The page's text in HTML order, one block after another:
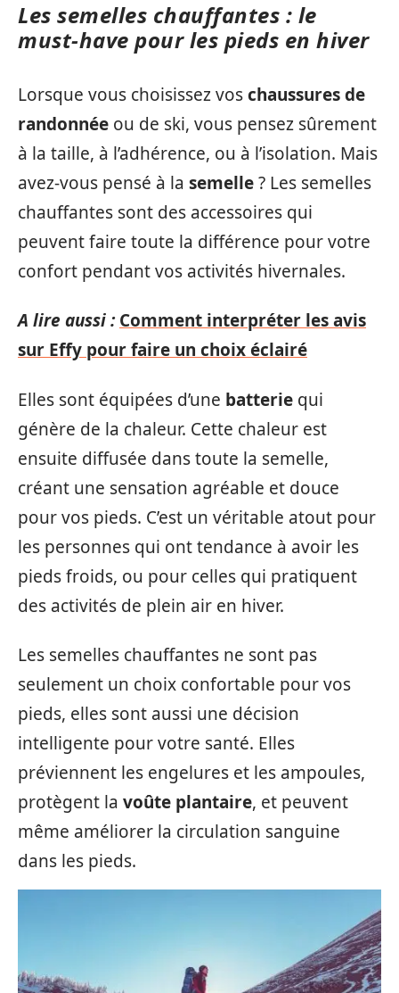
Les semelles chauffantes : le
must-have pour les pieds en hiver
Lorsque vous choisissez voschaussures de
randonnée ou de ski, vous pensez sûrement
à la taille, à l’adhérence, ou à l’isolation. Mais
avez-vous pensé à la semelle? Les semelles
chauffantes sont des accessoires qui
peuvent faire toute la différence pour votre
confort pendant vos activités hivernales.
A lire aussi : Comment interpréter les avis
sur Effy pour faire un choix éclairé
Elles sont équipées d’une batterie qui
génère de la chaleur. Cette chaleur est
ensuite diffusée dans toute la semelle,
créant une sensation agréable et douce
pour vos pieds. C’est un véritable atout pour
les personnes qui ont tendance à avoir les
pieds froids, ou pour celles qui pratiquent
des activités de plein air en hiver.
Les semelles chauffantes ne sont pas
seulement un choix confortable pour vos
pieds, elles sont aussi une décision
intelligente pour votre santé. Elles
préviennent les engelures et les ampoules,
protègent la voûte plantaire, et peuvent
même améliorer la circulation sanguine
dans les pieds.